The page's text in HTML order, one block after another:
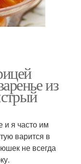
из
и я часто им
варится в
не всегда